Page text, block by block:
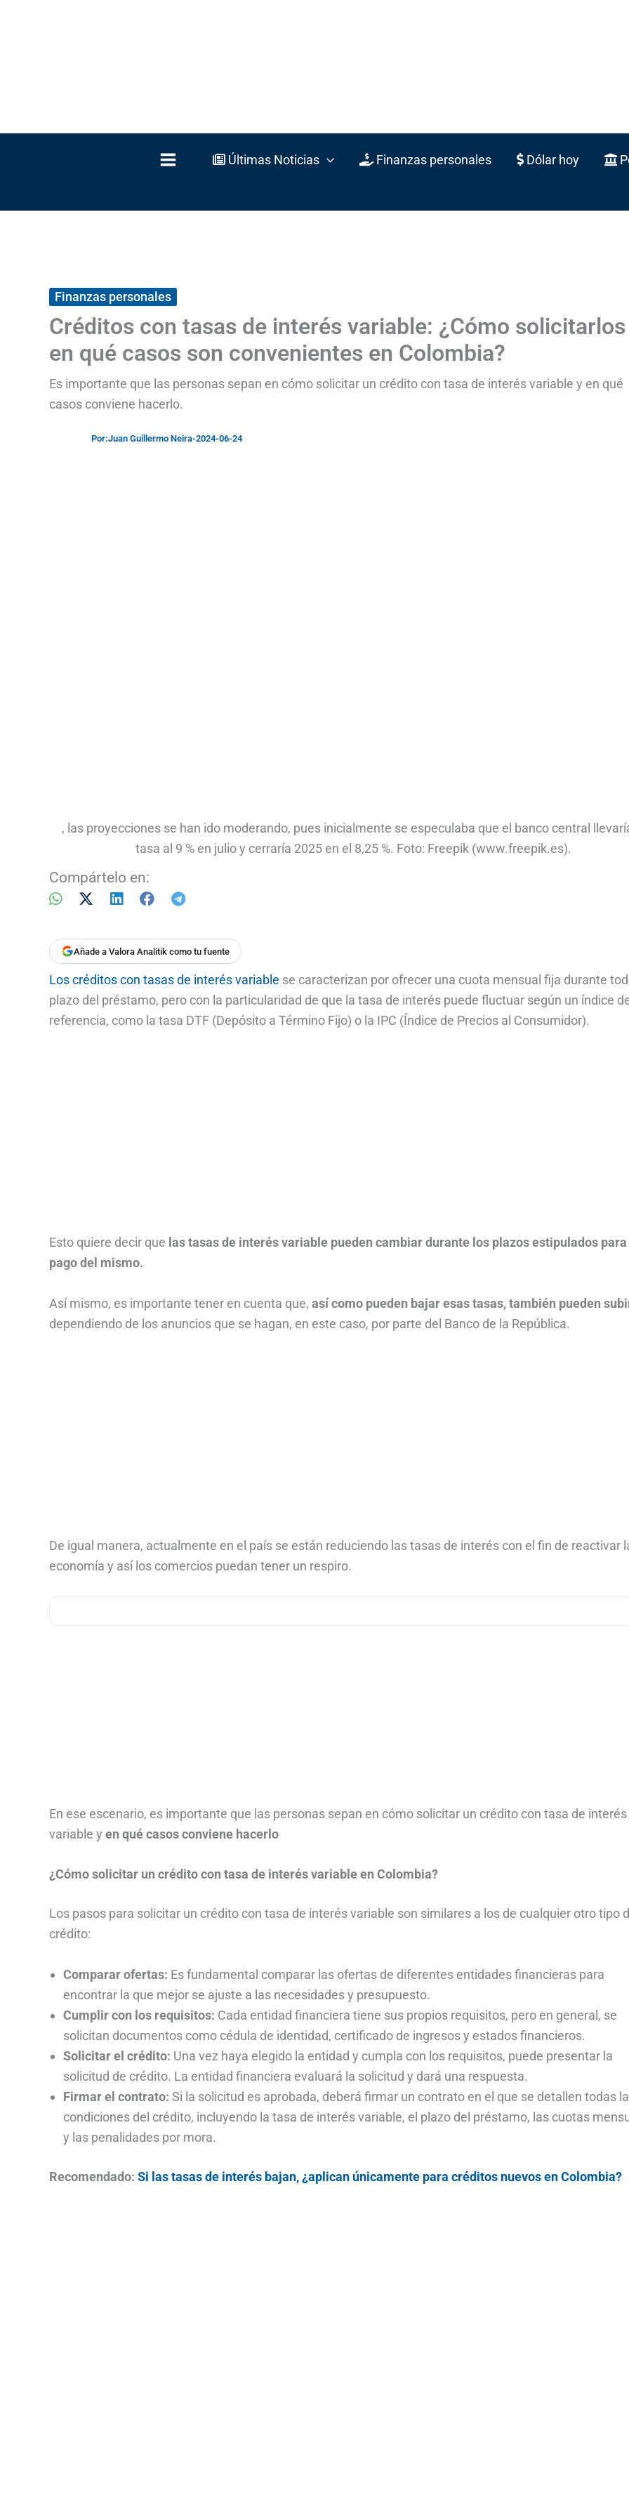
Últimas Noticias Finanzas personales Dólar hoy
Finanzas personales
Créditos con tasas de interés variable: ¿Cómo
en qué casos son convenientes en Colombia?
Es importante que las personas sepan en cómo solicitar un crédito con tasa de interés variable y en qué
casos conviene hacerlo.
Por:Juan Guillermo Neira-2024-06-24
, las proyecciones se han ido moderando, pues inicialmente se especulaba que el banco central
tasa al 9 % en julio y cerraría 2025 en el 8,25 %. Foto: Freepik (www.freepik.es).
Compártelo en:
Añade a Valora Analitik como tu fuente
Los créditos con tasas de interés variable se caracterizan por ofrecer una cuota mensual fija durante
plazo del préstamo, pero con la particularidad de que la tasa de interés puede fluctuar según un índice
referencia, como la tasa DTF (Depósito a Término Fijo) o la IPC (Índice de Precios al Consumidor).
Esto quiere decir que las tasas de interés variable pueden cambiar durante los plazos estipulados
pago del mismo.
Así mismo, es importante tener en cuenta que, así como pueden bajar esas tasas, también pueden
dependiendo de los anuncios que se hagan, en este caso, por parte del Banco de la República.
De igual manera, actualmente en el país se están reduciendo las tasas de interés con el fin de reactivar
economía y así los comercios puedan tener un respiro.
En ese escenario, es importante que las personas sepan en cómo solicitar un crédito con tasa de interés
variable y en qué casos conviene hacerlo
¿Cómo solicitar un crédito con tasa de interés variable en Colombia?
Los pasos para solicitar un crédito con tasa de interés variable son similares a los de cualquier otro tipo
crédito:
Comparar ofertas: Es fundamental comparar las ofertas de diferentes entidades financieras para
encontrar la que mejor se ajuste a las necesidades y presupuesto.
Cumplir con los requisitos: Cada entidad financiera tiene sus propios requisitos, pero en general, se
solicitan documentos como cédula de identidad, certificado de ingresos y estados financieros.
Solicitar el crédito: Una vez haya elegido la entidad y cumpla con los requisitos, puede presentar la
solicitud de crédito. La entidad financiera evaluará la solicitud y dará una respuesta.
Firmar el contrato: Si la solicitud es aprobada, deberá firmar un contrato en el que se detallen todas
condiciones del crédito, incluyendo la tasa de interés variable, el plazo del préstamo, las cuotas
y las penalidades por mora.
Recomendado: Si las tasas de interés bajan, ¿aplican únicamente para créditos nuevos en Colombia?